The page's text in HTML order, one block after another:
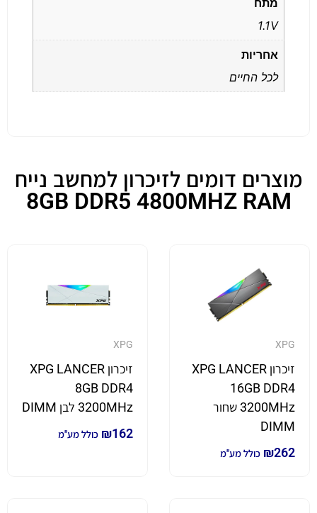
1.1V
אחריות
לכל החיים
מוצרים דומים לזיכרון למחשב נייח
8GB DDR5 4800MHZ RAM
XPG
זיכרון XPG LANCER
16GB DDR4
3200MHz שחור
DIMM
₪262 כולל מע"מ
XPG
זיכרון XPG LANCER
8GB DDR4
3200MHz לבן DIMM
₪162 כולל מע"מ